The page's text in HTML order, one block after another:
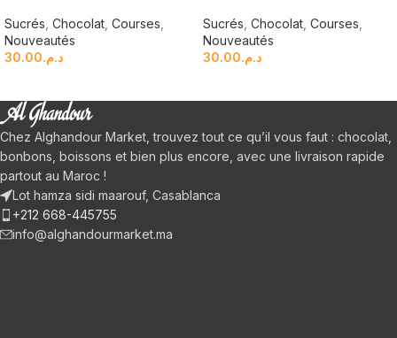
Sucrés Chocolat Courses
Nouveautés
د.م.30.00
Sucrés Chocolat Courses
Nouveautés
د.م.30.00
Chez Alghandour Market, trouvez tout ce qu’il vous faut : chocolat,
bonbons, boissons et bien plus encore, avec une livraison rapide
partout au Maroc !
Lot hamza sidi maarouf, Casablanca
+212 668-445755
info@alghandourmarket.ma